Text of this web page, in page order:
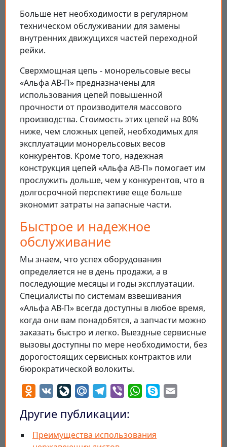
Больше нет необходимости в регулярном
техническом обслуживании для замены
внутренних движущихся частей переходной
рейки.
Сверхмощная цепь - монорельсовые весы
«Альфа АВ-П» предназначены для
использования цепей повышенной
прочности от производителя массового
производства. Стоимость этих цепей на 80%
ниже, чем сложных цепей, необходимых для
эксплуатации монорельсовых весов
конкурентов. Кроме того, надежная
конструкция цепей «Альфа АВ-П» помогает им
прослужить дольше, чем у конкурентов, что в
долгосрочной перспективе еще больше
экономит затраты на запасные части.
Быстрое и надежное
обслуживание
Мы знаем, что успех оборудования
определяется не в день продажи, а в
последующие месяцы и годы эксплуатации.
Специалисты по системам взвешивания
«Альфа АВ-П» всегда доступны в любое время,
когда они вам понадобятся, а запчасти можно
заказать быстро и легко. Выездные сервисные
вызовы доступны по мере необходимости, без
дорогостоящих сервисных контрактов или
бюрократической волокиты.
Odnoklassniki
VK LiveJournal
Mail.RuTelegram
Viber WhatsApp
Skype
Другие публикации:
Преимущества использования